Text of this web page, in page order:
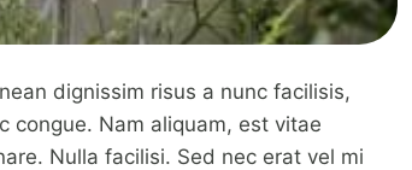
dignissim risus a nunc facilisis,
congue. Nam aliquam, est vitae
Nulla facilisi. Sed nec erat vel mi